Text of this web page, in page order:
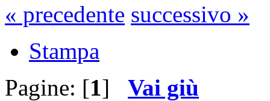
« precedente successivo »
Stampa
Pagine: [1] Vai giù